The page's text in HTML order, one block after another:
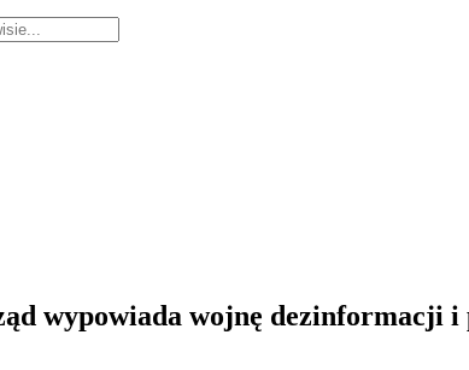
wypowiada wojnę dezinformacji i